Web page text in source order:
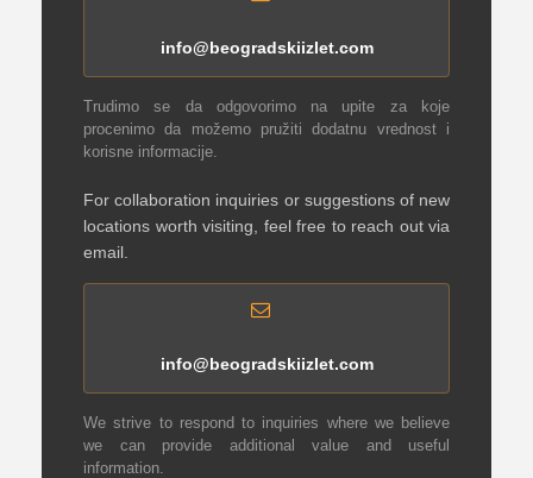
info@beogradskiizlet.com
Trudimo se da odgovorimo na upite za koje
procenimo da možemo pružiti dodatnu vrednost i
korisne informacije.
For collaboration inquiries or suggestions of new
locations worth visiting, feel free to reach out via
email.
info@beogradskiizlet.com
We strive to respond to inquiries where we believe
we can provide additional value and useful
information.